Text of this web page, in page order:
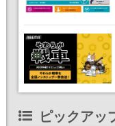
ピックアッ